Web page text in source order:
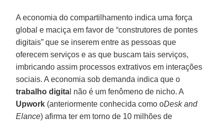
A economia do compartilhamento indica uma força
global e maciça em favor de “construtores de pontes
digitais” que se inserem entre as pessoas que
oferecem serviços e as que buscam tais serviços,
imbricando assim processos extrativos em interações
sociais. A economia sob demanda indica que o
trabalho digita l não é um fenômeno de nicho. A
Upwork (anteriormente conhecida como oDesk and
Elance) afirma ter em torno de 10 milhões de